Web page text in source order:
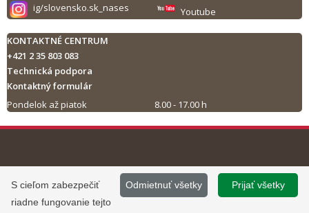
ig/slovensko.sk_nases Youtube
KONTAKTNÉ CENTRUM
+421 2 35 803 083
Technická podpora
Kontaktný formulár
Pondelok až piatok
8.00 - 17.00 h
Tlač obsahu
©2013 - 2026, Slovensko.sk
Informácie zverejnené na portáli
Prevádzku stránky
www.slovensko.sk a správu jej
Prijať všetky
Odmietnuť všetky
S cieľom zabezpečiť
riadne fungovanie tejto